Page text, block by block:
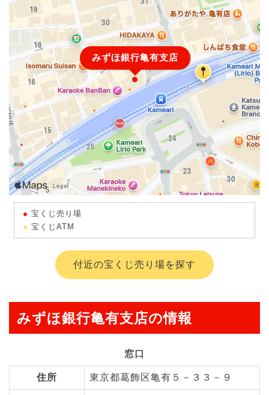
みずほ銀行亀有支店
宝くじ売り場
宝くじATM
付近の宝くじ売り場を探す
みずほ銀行亀有支店の情報
窓口
住所 東京都葛飾区亀有５－３３－９